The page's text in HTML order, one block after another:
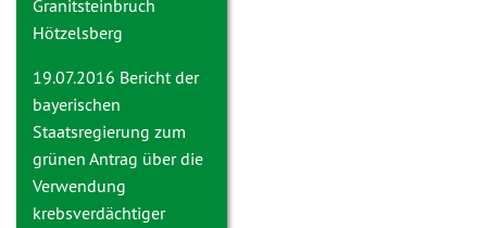
Granitsteinbruch
Hötzelsberg
19.07.2016 Bericht der
bayerischen
Staatsregierung zum
grünen Antrag über die
Verwendung
krebsverdächtiger